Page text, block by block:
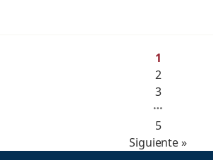
1
2
3
…
5
Siguiente »